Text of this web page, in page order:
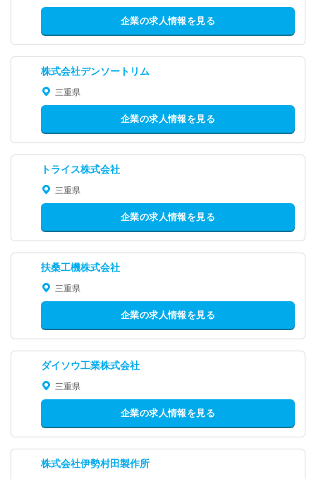
企業の求人情報を見る
株式会社デンソートリム
三重県
企業の求人情報を見る
トライス株式会社
三重県
企業の求人情報を見る
扶桑工機株式会社
三重県
企業の求人情報を見る
ダイソウ工業株式会社
三重県
企業の求人情報を見る
株式会社伊勢村田製作所